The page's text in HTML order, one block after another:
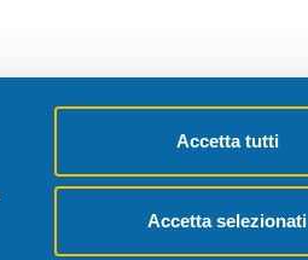
Accetta tutti
Accetta selezionati